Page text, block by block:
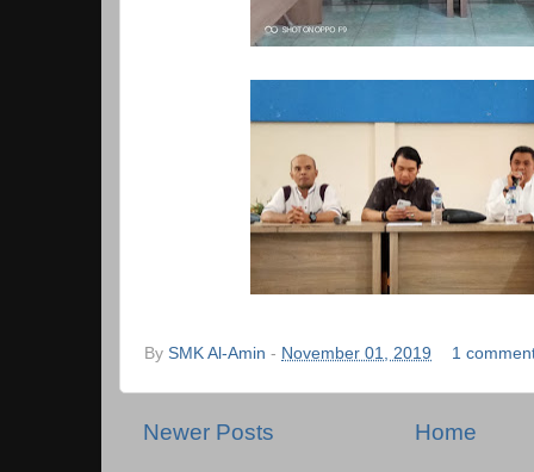
By SMK Al-Amin - November 01, 2019 1
Newer Posts Home